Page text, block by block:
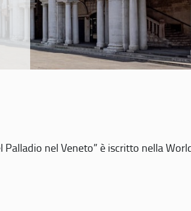
nel Veneto” è iscritto nella